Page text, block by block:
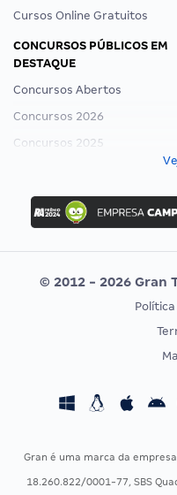
Cursos Online Gratuitos
CONCURSOS PÚBLICOS EM
DESTAQUE
Concursos Abertos
Concursos 2026
Concursos 2025
Concurso Ibama
Concurso MPU
Editais publicados
CONCURSOS POR
Concursos Fiscais
© 2012 - 2026 Gran
Gran é uma marca da empresa
18.260.822/0001-77, SBS